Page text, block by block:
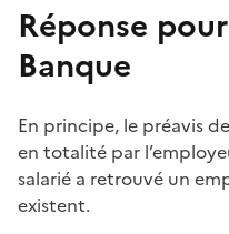
Réponse
Banque
En principe, le préavis
en totalité par
salarié a retrouvé un
existent.